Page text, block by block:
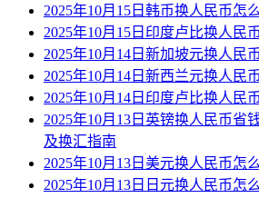
2025年10月15日韩币换人民币怎
2025年10月15日印度卢比换人民
2025年10月14日新加坡元换人民
2025年10月14日新西兰元换人民
2025年10月14日印度卢比换人民
2025年10月13日英镑换人民币省
及换汇指南
2025年10月13日美元换人民币怎
2025年10月13日日元换人民币怎